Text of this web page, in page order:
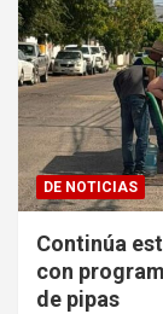
DE NOTICIAS
Continúa
con
de pipas